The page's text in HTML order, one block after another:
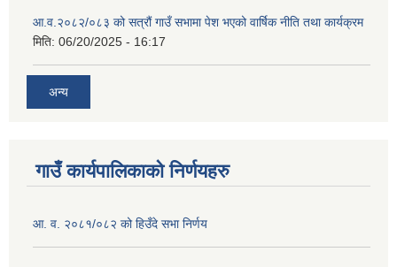
आ.व.२०८२/०८३ को सत्रौं गाउँ सभामा पेश भएको वार्षिक नीति तथा कार्यक्रम
मिति: 06/20/2025 - 16:17
अन्य
गाउँ कार्यपालिकाको निर्णयहरु
आ. व. २०८१/०८२ को हिउँदे सभा निर्णय